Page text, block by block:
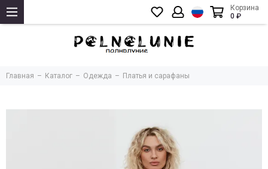
Корзина
0 ₽
Главная Каталог Одежда Платья и сарафаны